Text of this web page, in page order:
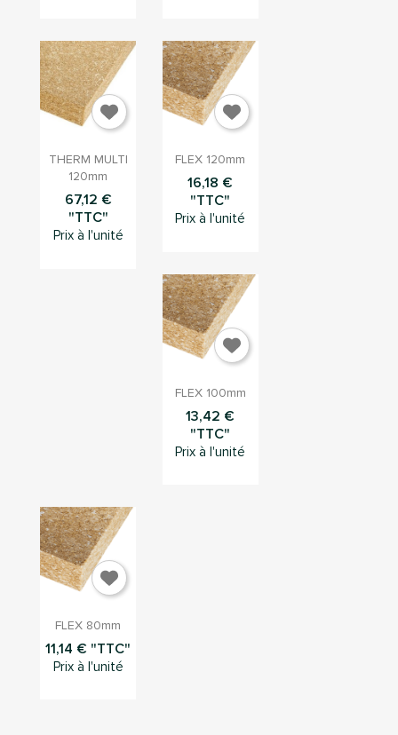
Aperçu
rapide
THERM MULTI
120mm
67,12 €
"TTC"
Prix à l'unité
Aperçu
rapide
FLEX 120mm
16,18 €
"TTC"
Prix à l'unité
Aperçu
rapide
FLEX 100mm
13,42 €
"TTC"
Prix à l'unité
Aperçu
rapide
FLEX 80mm
11,14 € "TTC"
Prix à l'unité
Connection
Vous devez être connecté pour sauvegarder des
produits dans votre liste d'envie